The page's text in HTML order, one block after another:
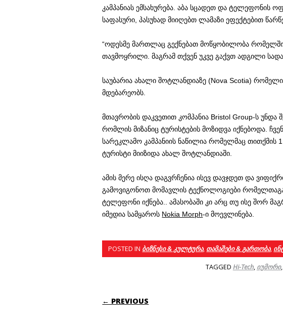
კამპანიას ემსახურება. აბა სცადეთ და ტელეფონის
საფასური, პასუხად მიიღებთ ლამაზი ეფექტებით
“ოდესმე მართლაც გექნებათ მოწყობილობა
თავმოყრილი. მაგრამ თქვენ უკვე გაქვთ ადგილი
საუბარია ახალი შოტლანდიაზე (Nova Scotia)
მდებარეობს.
მთავრობის დაკვეთით კომპანია Bristol Group-ს უნდა
რომლის მიზანიც ტურისტების მოზიდვა იქნებოდა.
სარეკლამო კამპანიის ნაწილია რომელმაც თითქმის
ტურისტი მიიზიდა ახალ შოტლანდიაში.
ამის მერე ისღა დაგვრჩენია ისევ დავჯდეთ და
გამოვიგონოთ მომავლის ტექნოლოგიები
ტელეფონი იქნება.. ამასობაში კი არც თუ ისე შორ
იმედია სამყაროს Nokia Morph-ი მოევლინება.
POSTED IN ბიზნესი & კულტურა, თამაშები & გართობა,
TAGGED Hi-Tech, იუმორი,
POST NAVIGATION
← PREVIOUS